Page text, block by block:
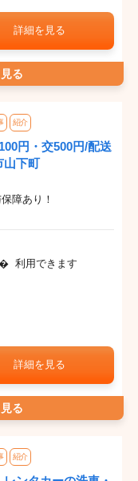
詳細を見る
る
紹介
円・交500円/配送
山下町
障あり！
利用できます
詳細を見る
る
紹介